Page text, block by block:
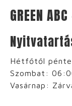
GREEN
Hétfőtől
Szombat:
Vasárnap: